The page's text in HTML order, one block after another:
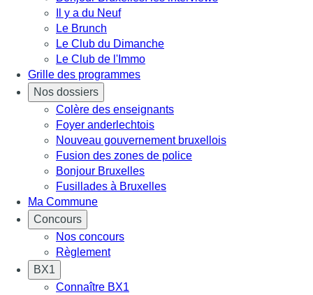
Il y a du Neuf
Le Brunch
Le Club du Dimanche
Le Club de l'Immo
Grille des programmes
Nos dossiers
Colère des enseignants
Foyer anderlechtois
Nouveau gouvernement bruxellois
Fusion des zones de police
Bonjour Bruxelles
Fusillades à Bruxelles
Ma Commune
Concours
Nos concours
Règlement
BX1
Connaître BX1